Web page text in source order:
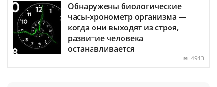
Обнаружены биологические
часы-хронометр организма —
когда они выходят из строя,
развитие человека
останавливается
4913